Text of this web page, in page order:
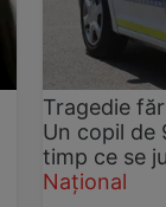
Tragedie
Un copil de
timp ce se
Național